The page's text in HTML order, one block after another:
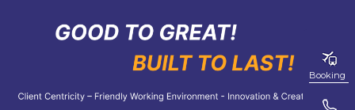
Booking
Booking